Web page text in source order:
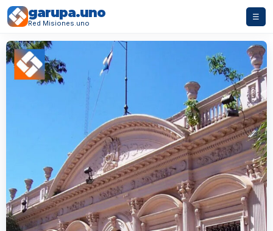
garupa.uno
Red Misiones.uno
☰